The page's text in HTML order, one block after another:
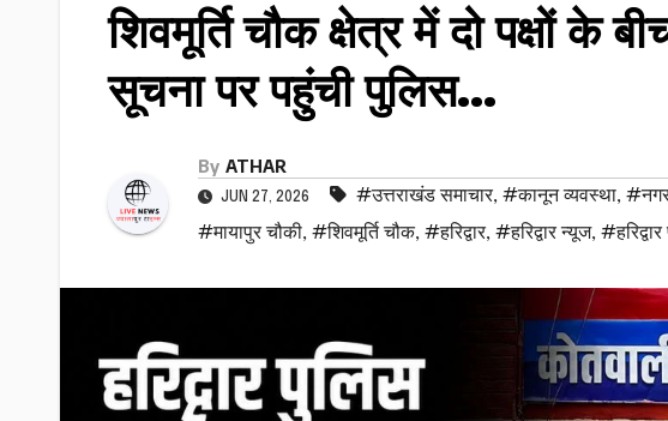
शिवमूर्ति चौक क्षेत्र में दो पक्षों के
सूचना पर पहुंची पुलिस…
By ATHAR
JUN 27, 2026 #उत्तराखंड समाचार, #कानून व्यवस्था,
#मायापुर चौकी, #शिवमूर्ति चौक, #हरिद्वार, #हरिद्वार न्यूज,